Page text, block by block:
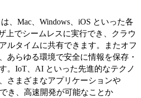
、Mac、Windows、iOS といった各
上でシームレスに実行でき、クラウ
ルタイムに共有できます。またオフ
あらゆる環境で安全に情報を保存・
。IoT、AI といった先進的なテクノ
さまざまなアプリケーションや
き、高速開発が可能なことか